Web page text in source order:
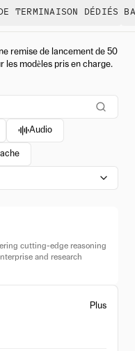
TERMINAISON DÉDIÉS
remise de lancement de 50
les modèles pris en charge.
Audio
cutting-edge reasoning
and research
Plus